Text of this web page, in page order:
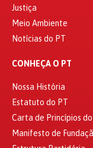
Justiça
Meio Ambiente
Notícias do PT
CONHEÇA O PT
Nossa História
Estatuto do PT
Carta de Princípios
Manifesto de